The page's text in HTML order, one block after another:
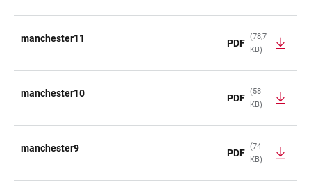
manchester11 PDF
(78,7
KB)
manchester10 PDF
(58
KB)
manchester9 PDF
(74
KB)